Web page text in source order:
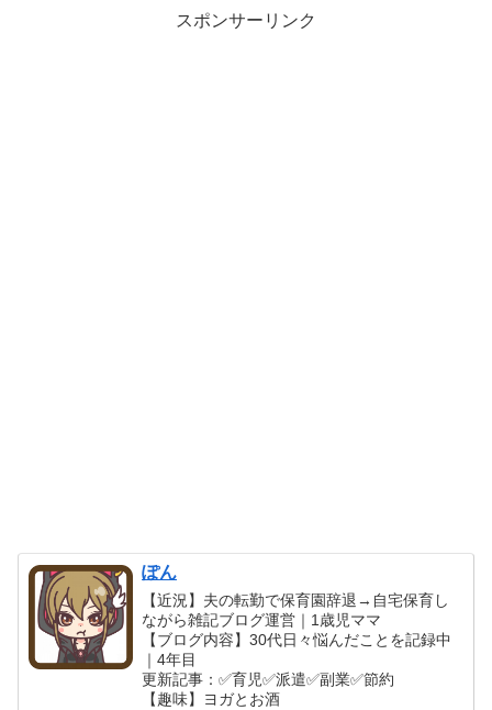
スポンサーリンク
ぽん
【近況】夫の転勤で保育園辞退→自宅保育し
ながら雑記ブログ運営｜1歳児ママ
【ブログ内容】30代日々悩んだことを記録中
｜4年目
更新記事：✅育児✅派遣✅副業✅節約
【趣味】ヨガとお酒